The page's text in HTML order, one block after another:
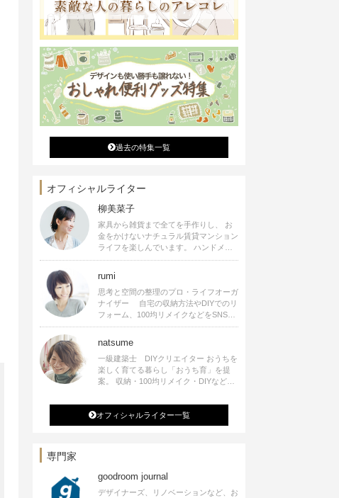
過去の特集一覧
オフィシャルライター
柳美菜子
家具から雑貨まで全てを手作りし、 お
金をかけないナチュラル賃貸マンション
ライフを楽しんでいます。 ハンドメイ
ド雑貨やインテリアに関する著書も出
ます。
rumi
思考と空間の整理のプロ・ライフオーガ
ナイザー 自宅の収納方法やDIYでのリ
フォーム、100均リメイクなどをSNSで
公開中。 収納やリメイク、インテリア
シピ提供、店舗プロデュース 2016年９
月に宝島社より【Rumiのおうち時間を
楽しむインテリア】を出版しました。
natsume
一級建築士 DIYクリエイター おうちを
楽しく育てる暮らし「おうち育」を提
案。 収納・100均リメイク・DIYなどお
発信中。 著書 なつめさんちの新しい
のになつかしいアンティークな部屋つく
り 雑誌掲載・TV出演・コラム執筆・
オフィシャルライター一覧
専門家
goodroom journal
デザイナーズ、リノベーションなど、お